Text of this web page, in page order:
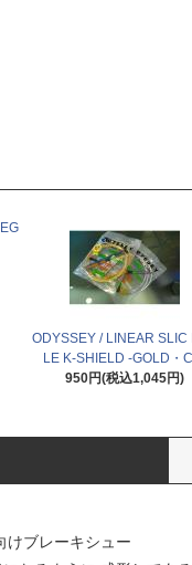
ODYSSEY / LINEAR SLIC
LE K-SHIELD -GOLD・
950円(税込1,045円)
けブレーキシュー